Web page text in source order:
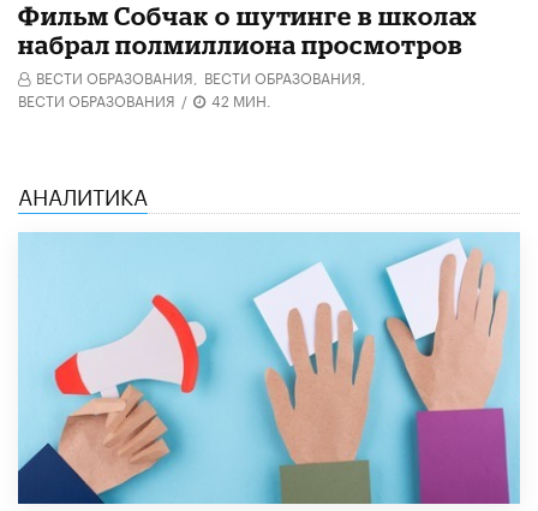
Фильм Собчак о шутинге в школах
набрал полмиллиона просмотров
ВЕСТИ ОБРАЗОВАНИЯ, ВЕСТИ ОБРАЗОВАНИЯ,
ВЕСТИ ОБРАЗОВАНИЯ / 42 МИН.
АНАЛИТИКА